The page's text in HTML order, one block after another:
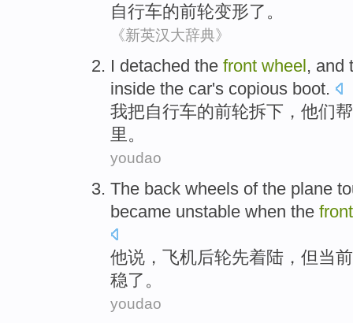
自行车的前轮变形了 。
《新英汉大辞典》
I detached the front wheel, and
inside the car's copious boot.
我把自行车的前轮拆下， 他们帮
里 。
youdao
The back wheels of the plane
became unstable when the front
他说 ， 飞机后轮先着陆 ， 但 当前
稳了。
youdao